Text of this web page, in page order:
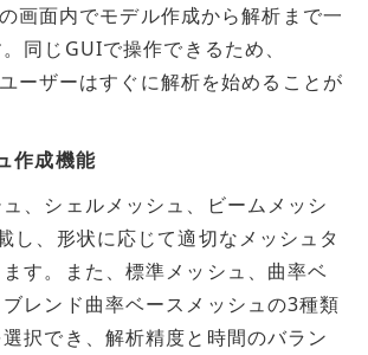
画面内でモデル作成から解析まで一
同じGUIで操作できるため、
ーザーはすぐに解析を始めることが
作成機能
、シェルメッシュ、ビームメッシ
し、形状に応じて適切なメッシュタ
す。また、標準メッシュ、曲率ベ
レンド曲率ベースメッシュの3種類
択でき、解析精度と時間のバラン